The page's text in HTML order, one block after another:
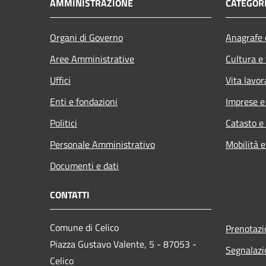
Organi di Governo
Aree Amministrative
Uffici
Enti e fondazioni
Politici
Personale Amministrativo
Documenti e dati
Cultura
Vita
Imprese
Catasto
Mobilità
CONTATTI
Comune di Celico
Piazza Gustavo Valente, 5 - 87053 -
Celico